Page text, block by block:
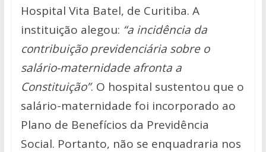
Hospital Vita Batel, de Curitiba. A
instituição alegou: “a incidência da
contribuição previdenciária sobre o
salário-maternidade afronta a
Constituição”. O hospital sustentou que o
salário-maternidade foi incorporado ao
Plano de Benefícios da Previdência
Social. Portanto, não se enquadraria nos